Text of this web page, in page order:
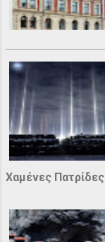
Χαμένες Πατρίδες